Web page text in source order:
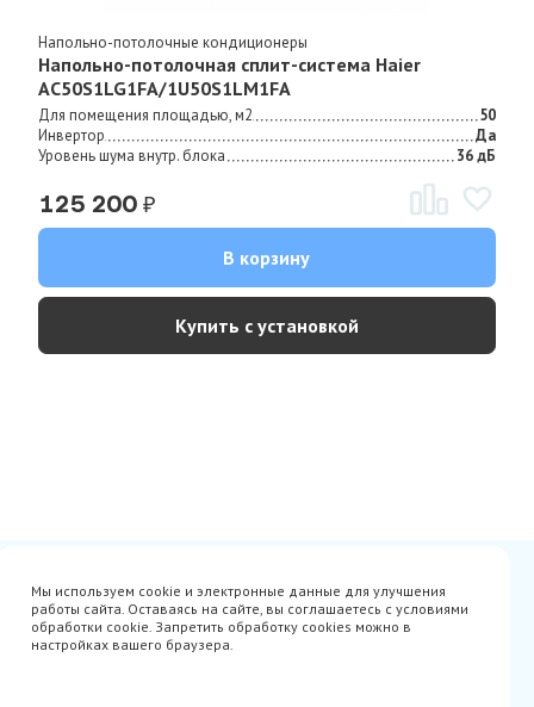
Напольно-потолочные кондиционеры
Напольно-потолочная сплит-система Haier
AC50S1LG1FA/1U50S1LM1FA
Для помещения площадью, м2
50
Инвертор
Да
Уровень шума внутр. блока
36 дБ
125 200 ₽
В корзину
Купить с установкой
Avito
Акции
Гарантия
Оплата
Производители
Мы используем cookie и электронные данные для улучшения
работы сайта. Оставаясь на сайте, вы соглашаетесь с условиями
обработки cookie. Запретить обработку cookies можно в
настройках вашего браузера.